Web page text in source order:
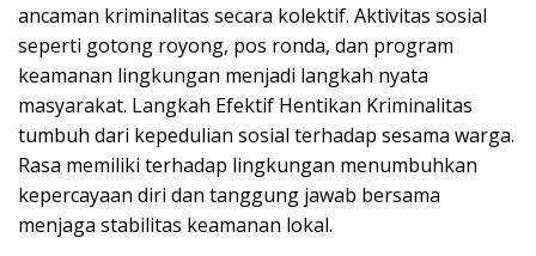
ancaman kriminalitas secara kolektif. Aktivitas sosial
seperti gotong royong, pos ronda, dan program
keamanan lingkungan menjadi langkah nyata
masyarakat. Langkah Efektif Hentikan Kriminalitas
tumbuh dari kepedulian sosial terhadap sesama warga.
Rasa memiliki terhadap lingkungan menumbuhkan
kepercayaan diri dan tanggung jawab bersama
menjaga stabilitas keamanan lokal.